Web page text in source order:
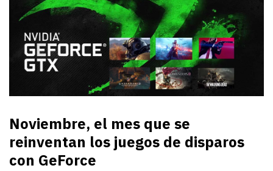
Noviembre, el mes que se
reinventan los juegos de disparos
con GeForce